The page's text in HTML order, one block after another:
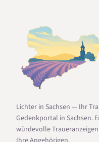
Lichter in Sachsen — Ihr
Gedenkportal in Sachsen.
würdevolle